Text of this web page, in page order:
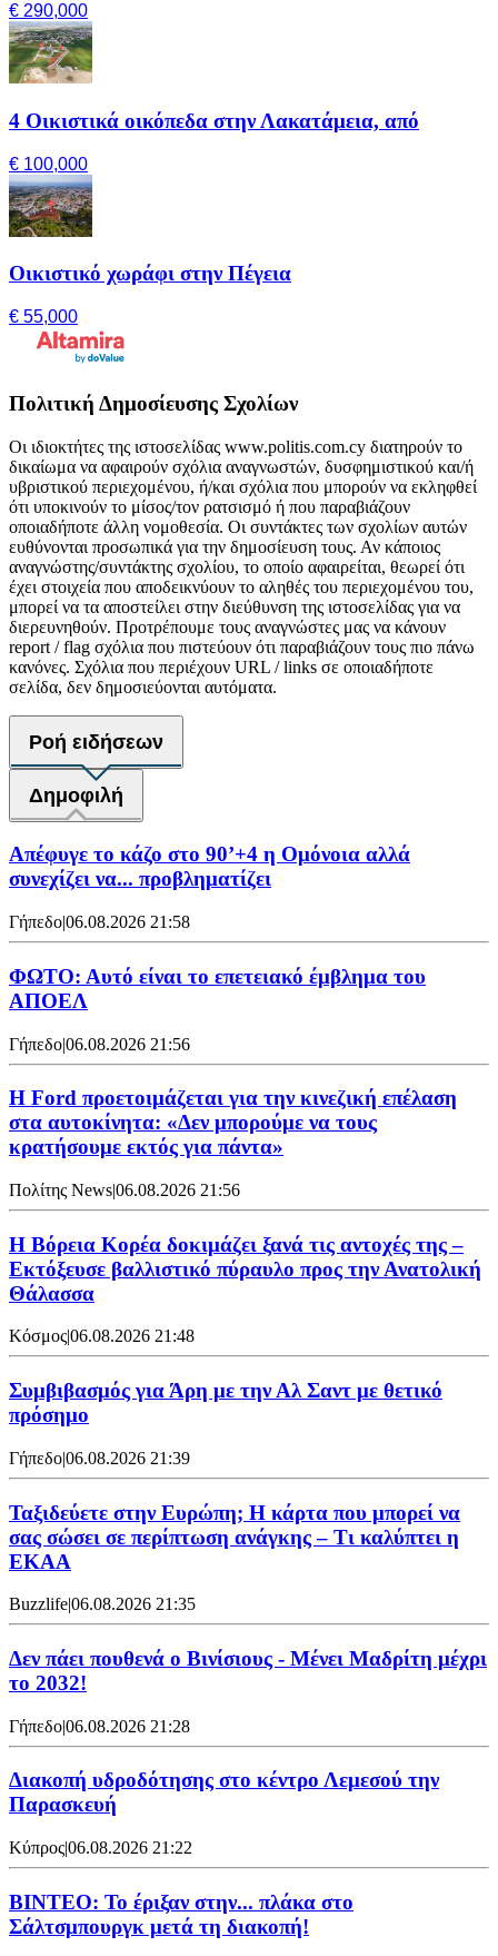
€ 290,000
4 Οικιστικά οικόπεδα στην Λακατάμεια, από
€ 100,000
Οικιστικό χωράφι στην Πέγεια
€ 55,000
Πολιτική Δημοσίευσης Σχολίων
Οι ιδιοκτήτες της ιστοσελίδας www.politis.com.cy διατηρούν το
δικαίωμα να αφαιρούν σχόλια αναγνωστών, δυσφημιστικού και/ή
υβριστικού περιεχομένου, ή/και σχόλια που μπορούν να εκληφθεί
ότι υποκινούν το μίσος/τον ρατσισμό ή που παραβιάζουν
οποιαδήποτε άλλη νομοθεσία. Οι συντάκτες των σχολίων αυτών
ευθύνονται προσωπικά για την δημοσίευση τους. Αν κάποιος
αναγνώστης/συντάκτης σχολίου, το οποίο αφαιρείται, θεωρεί ότι
έχει στοιχεία που αποδεικνύουν το αληθές του περιεχομένου του,
μπορεί να τα αποστείλει στην διεύθυνση της ιστοσελίδας για να
διερευνηθούν. Προτρέπουμε τους αναγνώστες μας να κάνουν
report / flag σχόλια που πιστεύουν ότι παραβιάζουν τους πιο πάνω
κανόνες. Σχόλια που περιέχουν URL / links σε οποιαδήποτε
σελίδα, δεν δημοσιεύονται αυτόματα.
Ροή ειδήσεων
Δημοφιλή
Απέφυγε το κάζο στο 90’+4 η Ομόνοια αλλά
συνεχίζει να... προβληματίζει
Γήπεδο|06.08.2026 21:58
ΦΩΤΟ: Αυτό είναι το επετειακό έμβλημα του
ΑΠΟΕΛ
Γήπεδο|06.08.2026 21:56
Η Ford προετοιμάζεται για την κινεζική επέλαση
στα αυτοκίνητα: «Δεν μπορούμε να τους
κρατήσουμε εκτός για πάντα»
Πολίτης News|06.08.2026 21:56
Η Βόρεια Κορέα δοκιμάζει ξανά τις αντοχές της –
Εκτόξευσε βαλλιστικό πύραυλο προς την Ανατολική
Θάλασσα
Κόσμος|06.08.2026 21:48
Συμβιβασμός για Άρη με την Αλ Σαντ με θετικό
πρόσημο
Γήπεδο|06.08.2026 21:39
Ταξιδεύετε στην Ευρώπη; Η κάρτα που μπορεί να
σας σώσει σε περίπτωση ανάγκης – Τι καλύπτει η
ΕΚΑΑ
Buzzlife|06.08.2026 21:35
Δεν πάει πουθενά ο Βινίσιους - Μένει Μαδρίτη μέχρι
το 2032!
Γήπεδο|06.08.2026 21:28
Διακοπή υδροδότησης στο κέντρο Λεμεσού την
Παρασκευή
Κύπρος|06.08.2026 21:22
ΒΙΝΤΕΟ: Το έριξαν στην... πλάκα στο
Σάλτσμπουργκ μετά τη διακοπή!